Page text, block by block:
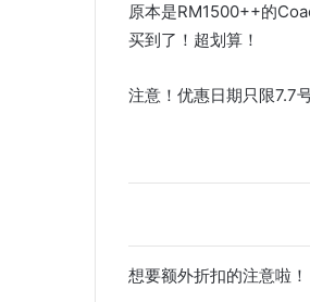
原本是RM1500++的
买到了！超划算！
注意！优惠日期只限7.7
想要额外折扣的注意啦！